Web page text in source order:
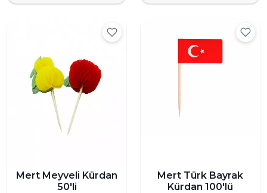
Mert Meyveli Kürdan
50'li
Mert Türk Bayrak
Kürdan 100'lü